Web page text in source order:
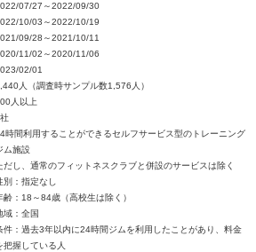
07/27～2022/09/30
10/03～2022/10/19
09/28～2021/10/11
11/02～2020/11/06
02/01
人（調査時サンプル数1,576人）
人以上
時間利用することができるセルフサービス型のトレーニング
ム施設
だし、通常のフィットネスクラブと併設のサービスは除く
別：指定なし
齢：18～84歳（高校生は除く）
域：全国
件：過去3年以内に24時間ジムを利用したことがあり、料金
把握している人